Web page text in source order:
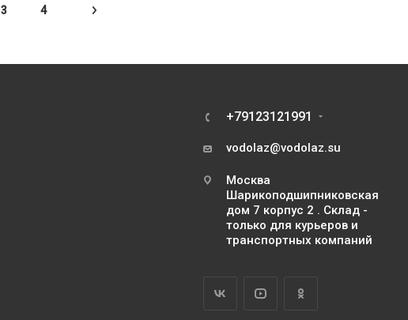
3 4
+79123121991
vodolaz@vodolaz.su
Москва
Шарикоподшипниковская
дом 7 корпус 2 . Склад -
только для курьеров и
транспортных компаний